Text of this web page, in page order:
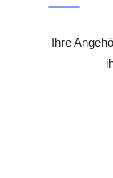
Ihre